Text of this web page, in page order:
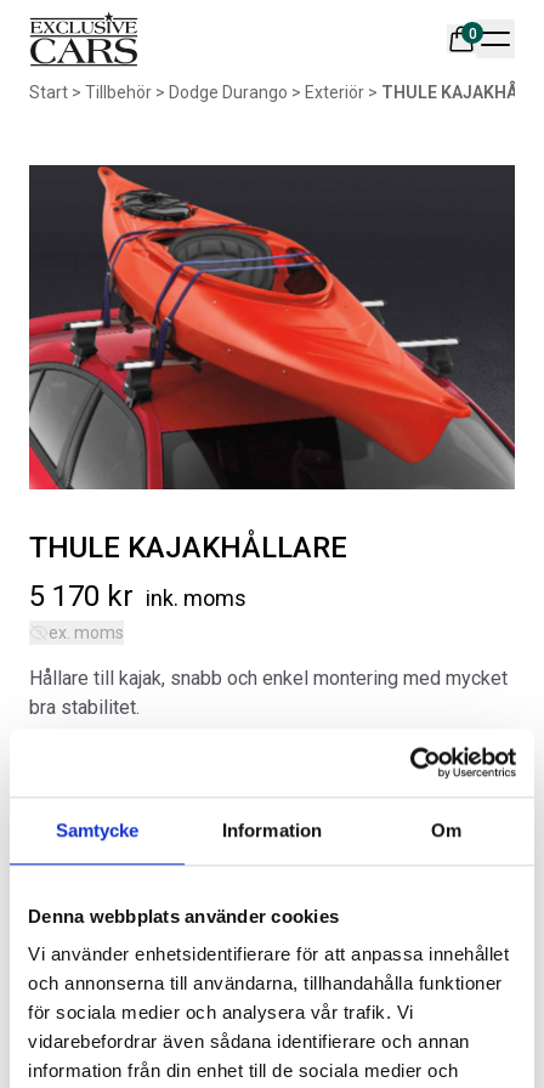
Samtycke Information Om
Denna webbplats använder cookies
Vi använder enhetsidentifierare för att anpassa innehållet
och annonserna till användarna, tillhandahålla funktioner
för sociala medier och analysera vår trafik. Vi
vidarebefordrar även sådana identifierare och annan
information från din enhet till de sociala medier och
0
Din varukorg är tom
AIR DESIGN SPOILER I
MATTSVART
Artikelnr:RA0261
5 665
kr
Välj alternativ
ORIGINAL SVARTA
GUMMIMATTOR I CREWCAB
Artikelnr:
RA0004
kr
Lägg i varukorg
Artikelnr:RA0109
kr
Artikelnr:RA0146
1 960
Start > Tillbehör > Dodge Durango > Exteriör > THULE
THULE KAJAKHÅLLARE
5 170 kr ink. moms
ex. moms
Hållare till kajak, snabb och enkel montering med mycket
bra stabilitet.
Alternativ
Lägg i varukorg